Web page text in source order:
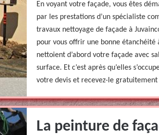
En voyant votre façade, vous êtes
par les prestations d’un spécialiste
travaux nettoyage de façade à
pour vous offrir une bonne étanchéité
nettoient d’abord votre façade avec
surface. Et c’est après qu’elles
votre devis et recevez-le gratuitement
La peinture de